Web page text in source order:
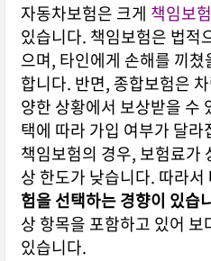
자동차보험은 크게 책임보험
있습니다. 책임보험은 법적
으며, 타인에게 손해를 끼
합니다. 반면, 종합보험은
양한 상황에서 보상받을 수
택에 따라 가입 여부가 달라
책임보험의 경우, 보험료가
상 한도가 낮습니다. 따라서
험을 선택하는 경향이 있습
상 항목을 포함하고 있어
있습니다.